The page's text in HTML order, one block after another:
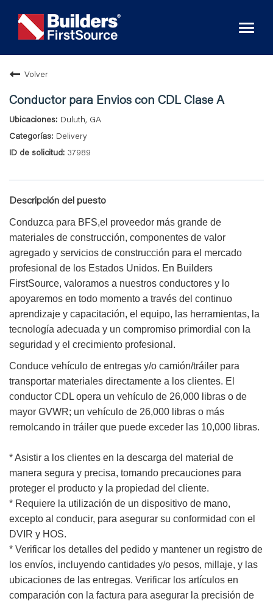
Volver
Conductor para Envios con CDL Clase A
Duluth, GA
Delivery
37989
Descripción del puesto
Conduzca para BFS,el proveedor más grande de
materiales de construcción, componentes de valor
agregado y servicios de construcción para el mercado
profesional de los Estados Unidos. En Builders
FirstSource, valoramos a nuestros conductores y lo
apoyaremos en todo momento a través del continuo
aprendizaje y capacitación, el equipo, las herramientas, la
tecnología adecuada y un compromiso primordial con la
seguridad y el crecimiento profesional.
Conduce vehículo de entregas y/o camión/tráiler para
transportar materiales directamente a los clientes. El
conductor CDL opera un vehículo de 26,000 libras o de
mayor GVWR; un vehículo de 26,000 libras o más
remolcando in tráiler que puede exceder las 10,000 libras.
* Asistir a los clientes en la descarga del material de
manera segura y precisa, tomando precauciones para
proteger el producto y la propiedad del cliente.
* Requiere la utilización de un dispositivo de mano,
excepto al conducir, para asegurar su conformidad con el
DVIR y HOS.
* Verificar los detalles del pedido y mantener un registro de
los envíos, incluyendo cantidades y/o pesos, millaje, y las
ubicaciones de las entregas. Verificar los artículos en
comparación con la factura para asegurar la precisión de